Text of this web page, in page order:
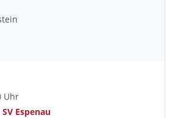
Uhr
Espenau